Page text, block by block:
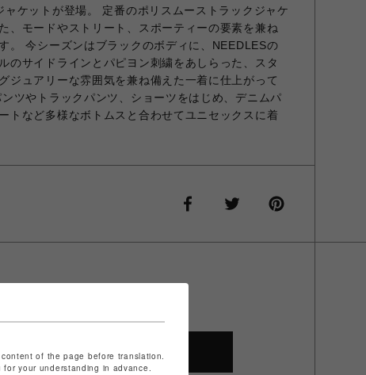
ャケットが登場。 定番のポリスムーストラックジャケ
、モードやストリート、スポーティーの要素を兼ね
。 今シーズンはブラックのボディに、NEEDLESの
のサイドラインとパピヨン刺繍をあしらった、スタ
ジュアリーな雰囲気を兼ね備えた一着に仕上がって
ツやトラックパンツ、ショーツをはじめ、デニムパ
トなど多様なボトムスと合わせてユニセックスに着
SHOP TOP
of the page before translation.
your understanding in advance.